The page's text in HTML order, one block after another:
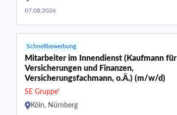
07.08.2026
Schnellbewerbung
Mitarbeiter im Innendienst (Kaufmann für
Versicherungen und Finanzen,
Versicherungsfachmann, o.Ä.) (m/w/d)
SE Gruppe'
Köln, Nürnberg